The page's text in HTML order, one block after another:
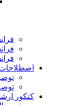
کنکور